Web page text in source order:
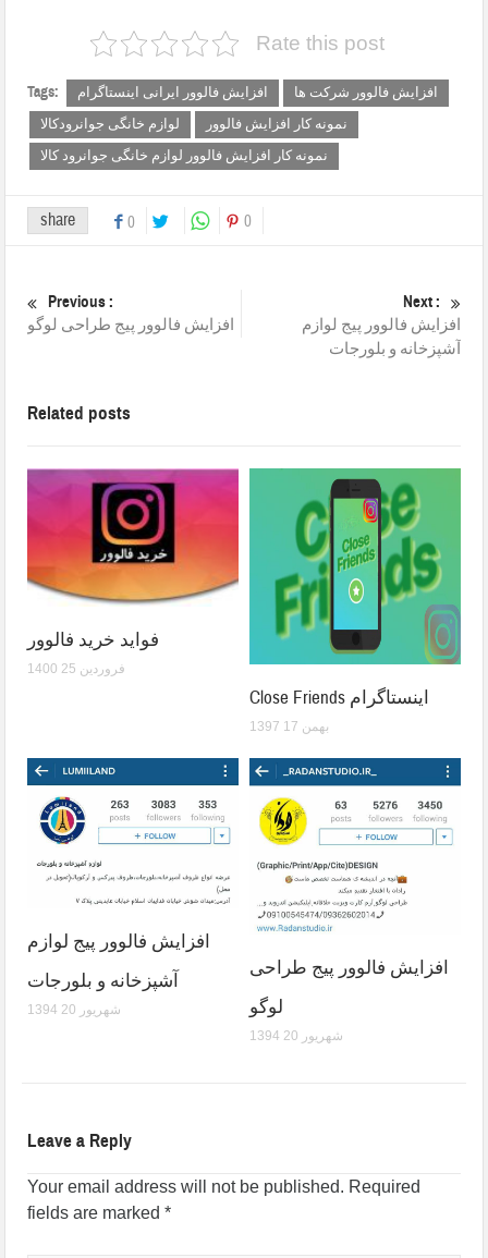
Rate this post
Tags: افزایش فالوور ایرانی اینستاگرام
افزایش فالوور شرکت ها
لوازم خانگی جوانرودکالا
نمونه کار افزایش فالوور
نمونه کار افزایش فالوور لوازم خانگی جوانرود کالا
share 0 0
Previous :
افزایش فالوور پیج طراحی لوگو
Next :
افزایش فالوور پیج لوازم
آشپزخانه و بلورجات
Related posts
فواید خرید فالوور
1400 فروردین 25
Close Friends اینستاگرام
1397 بهمن 17
افزایش فالوور پیج لوازم
آشپزخانه و بلورجات
1394 شهریور 20
افزایش فالوور پیج طراحی
لوگو
1394 شهریور 20
Leave a Reply
Your email address will not be published. Required
fields are marked*